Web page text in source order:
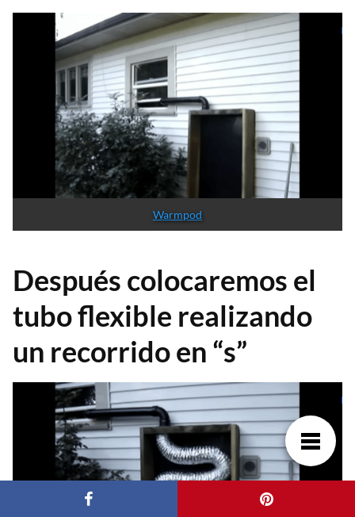
Warmpod
Después colocaremos el
tubo flexible realizando
un recorrido en “s”